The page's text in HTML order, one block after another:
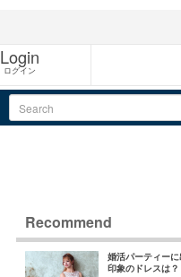
Login
ログイン
Recommend
婚活パーティー
印象のドレスは？